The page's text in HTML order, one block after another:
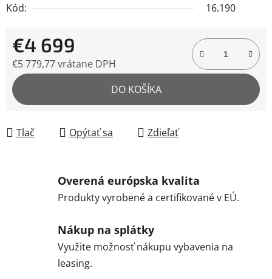
Kód: 16.190
€4 699
€5 779,77 vrátane DPH
Jednotková cena:
DO KOŠÍKA
Tlač Opýtať sa Zdieľať
Overená európska kvalita
Produkty vyrobené a certifikované v EÚ.
Nákup na splátky
Využite možnosť nákupu vybavenia na
leasing.